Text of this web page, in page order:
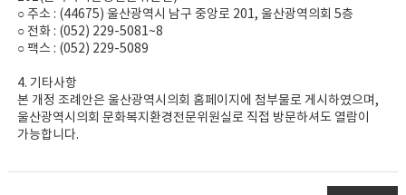
○ 주소 : (44675) 울산광역시 남구 중앙로 201, 울산광역의회 5층
○ 전화 : (052) 229-5081~8
○ 팩스 : (052) 229-5089
4. 기타사항
본 개정 조례안은 울산광역시의회 홈페이지에 첨부물로 게시하였으며,
울산광역시의회 문화복지환경전문위원실로 직접 방문하셔도 열람이
가능합니다.